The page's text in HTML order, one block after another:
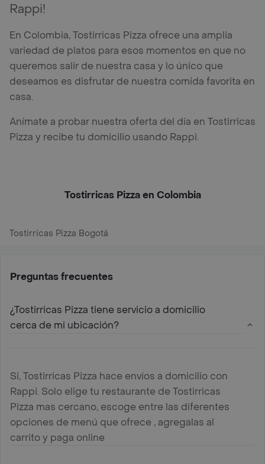
Rappi!
En Colombia, Tostirricas Pizza ofrece una amplia
variedad de platos para esos momentos en que no
queremos salir de nuestra casa y lo único que
deseamos es disfrutar de nuestra comida favorita en
casa.
Anímate a probar nuestra oferta del día en Tostirricas
Pizza y recibe tu domicilio usando Rappi.
Tostirricas Pizza en Colombia
Tostirricas Pizza Bogotá
Preguntas frecuentes
¿Tostirricas Pizza tiene servicio a domicilio
cerca de mi ubicación?
Si, Tostirricas Pizza hace envíos a domicilio con
Rappi. Solo elige tu restaurante de Tostirricas
Pizza mas cercano, escoge entre las diferentes
opciones de menú que ofrece , agregalas al
carrito y paga online